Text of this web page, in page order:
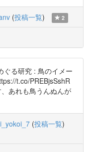
(投稿一覧) 2
ぐる研究 : 鳥のイメー
t.co/PREBjsSshR
あれも鳥うんぬんが
(投稿一覧)